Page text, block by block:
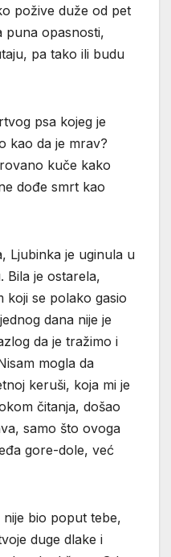
požive duže od pet
puna opasnosti,
pa tako ili budu
psa kojeg je
kao da je mrav?
kuče kako
dođe smrt kao
Ljubinka je uginula u
Bila je ostarela,
koji se polako gasio
dana nije je
da je tražimo i
mogla da
keruši, koja mi je
čitanja, došao
samo što ovoga
gore-dole, već
nije bio poput tebe,
duge dlake i